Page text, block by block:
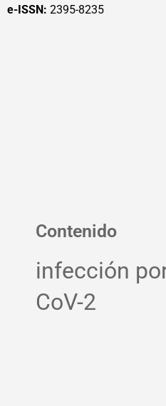
e-ISSN: 2395-8235
Contenido
infección
CoV-2